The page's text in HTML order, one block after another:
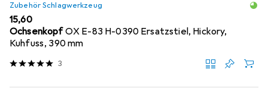
Zubehör Schlagwerkzeug
EUR
15,60
OchsenkopfOX E-83 H-0390 Ersatzstiel, Hickory,
Kuhfuss, 390 mm
3